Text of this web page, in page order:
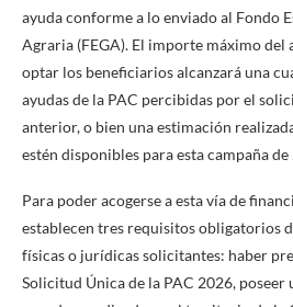
ayuda conforme a lo enviado al Fondo
Agraria (FEGA). El importe máximo del
optar los beneficiarios alcanzará una
ayudas de la PAC percibidas por el
anterior, o bien una estimación
estén disponibles para esta campaña de
Para poder acogerse a esta vía de
establecen tres requisitos obligatorios
físicas o jurídicas solicitantes: haber
Solicitud Única de la PAC 2026,